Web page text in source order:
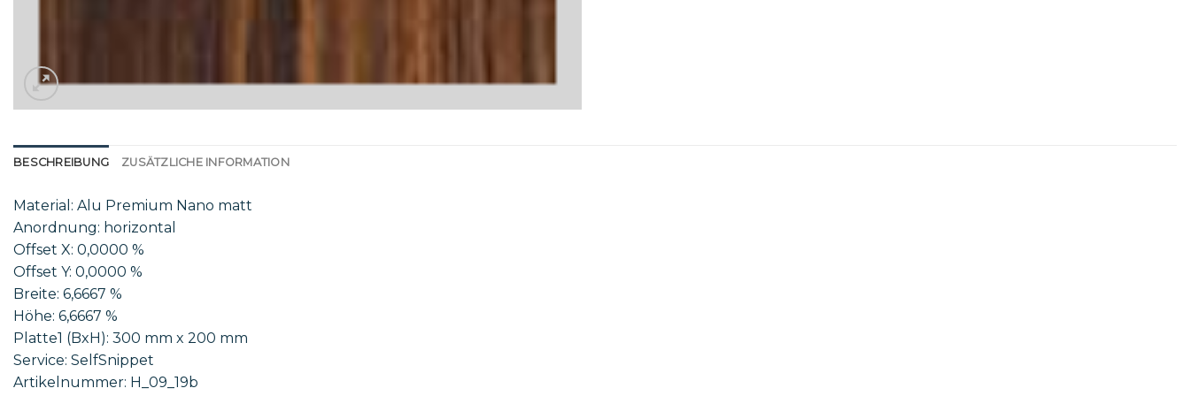
BESCHREIBUNG ZUSÄTZLICHE INFORMATION
Material: Alu Premium Nano matt
Anordnung: horizontal
Offset X: 0,0000 %
Offset Y: 0,0000 %
Breite: 6,6667 %
Höhe: 6,6667 %
Platte1 (BxH): 300 mm x 200 mm
Service: SelfSnippet
Artikelnummer: H_09_19b